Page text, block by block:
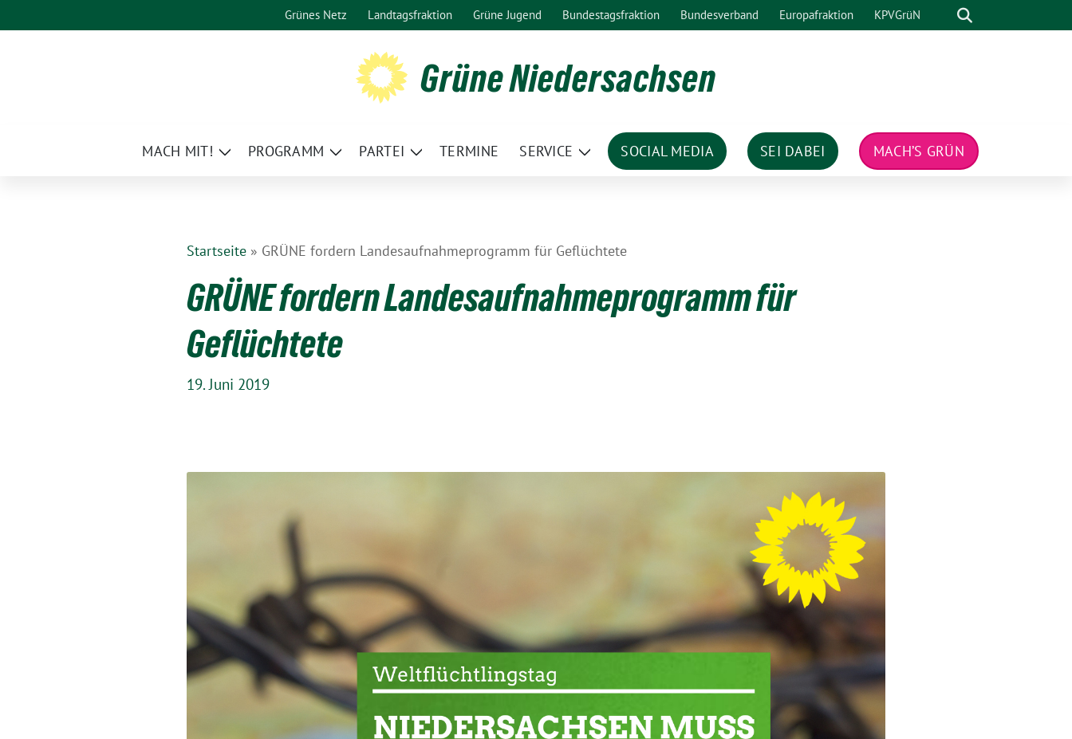
zum
Grünes Netz Landtagsfraktion Grüne Jugend Bundestagsfraktion Bundesverband Europafraktion KPVGrüN Suche
Grüne Niedersachsen
MACH MIT!
Zeige
PROGRAMM
Zeige
PARTEI
Zeige
TERMINE SERVICE
Zeige
SOCIAL MEDIA SEI DABEI MACH’S GRÜN
Startseite » GRÜNE fordern Landesaufnahmeprogramm für Geflüchtete
GRÜNE fordern Landesaufnahmeprogramm für
Geflüchtete
19. Juni 2019